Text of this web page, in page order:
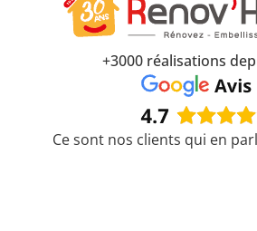
+3000 réalisations
Ce sont nos clients qui en